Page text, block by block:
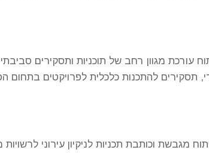
עורכת מגוון רחב של תוכניות ותסקירים
תסקירים להתכנות כלכלית לפרויקטים
מגבשת וכותבת תכניות לניקיון עירוני